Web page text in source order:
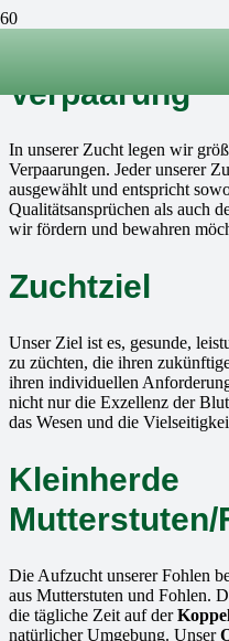
Verpaarung
In unserer Zucht legen wir
Verpaarungen. Jeder unserer
ausgewählt und entspricht
Qualitätsansprüchen als auch
wir fördern und bewahren
Zuchtziel
Unser Ziel ist es, gesunde,
zu züchten, die ihren
ihren individuellen
nicht nur die Exzellenz der
das Wesen und die
Kleinherde
Mutterstuten/
Die Aufzucht unserer Fohlen
aus Mutterstuten und Fohlen.
die tägliche Zeit auf der
natürlicher Umgebung. Unser